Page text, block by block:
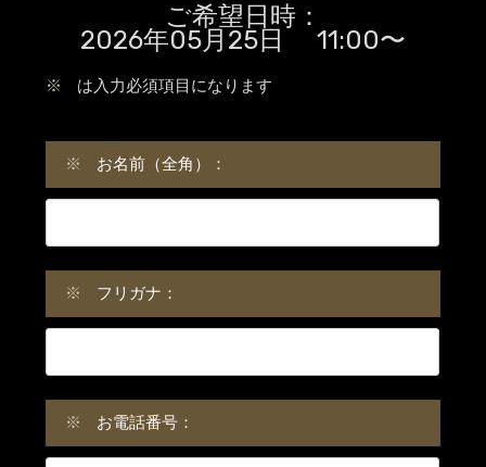
ご希望日時：
2026年05月25日 11:00〜
※ は入力必須項目になります
※ お名前（全角）：
※ フリガナ：
※ お電話番号：